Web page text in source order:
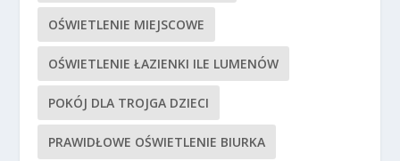
OŚWIETLENIE MIEJSCOWE
OŚWIETLENIE ŁAZIENKI ILE LUMENÓW
POKÓJ DLA TROJGA DZIECI
PRAWIDŁOWE OŚWIETLENIE BIURKA